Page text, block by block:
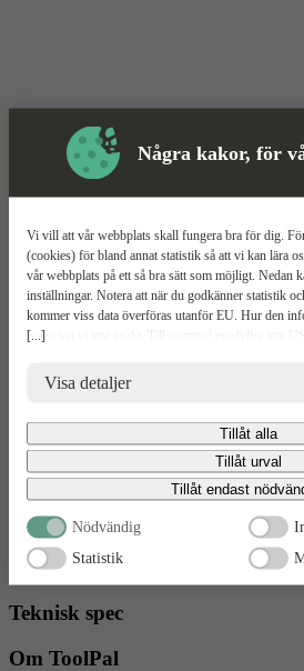
Några kakor, för
[...]
Vi vill att vår webbplats skall fungera bra för dig.
(cookies) för bland annat statistik så att vi kan lära
vår webbplats på ett så bra sätt som möjligt. Nedan
inställningar. Notera att när du godkänner statistik
kommer viss data överföras utanför EU. Hur den
bolag vet vi inte exakt. Till exempel uppfyller inte
risker för dina personuppgifter. De berörda bolagen
brottsbekämpande myndigheter i USA om de får en
gällande eventuella personuppgifter som de
fått tillgång till. Genom att godkänna statistik och
bekräftar du att du samtycker till att data överförs till
Visa detaljer
Tillåt alla
Tillåt urval
Tillåt endast
Nödvändig
Statistik
Rastvagn Mer information
Tiki Trailer OP420-
Relaterade
Produkter
Teknisk spec
Mer Information
Tiki OP420-R Personalvagn
Tiki OP420-R Personalvagn
Teknisk spec
Om ToolPal